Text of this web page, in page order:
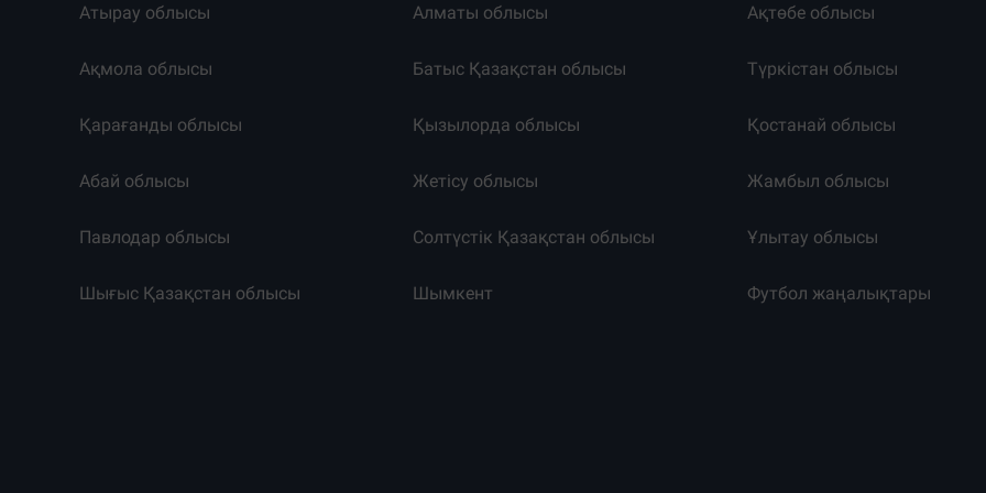
Атырау облысы Алматы облысы Ақтөбе облысы
Ақмола облысы Батыс Қазақстан облысы Түркістан облысы
Қарағанды облысы Қызылорда облысы Қостанай облысы
Абай облысы Жетісу облысы Жамбыл облысы
Павлодар облысы Солтүстік Қазақстан облысы Ұлытау облысы
Шығыс Қазақстан облысы Шымкент Футбол жаңалықтары